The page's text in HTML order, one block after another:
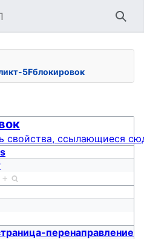
5Fблокировок
свойства, ссылающиеся
+
перенаправление